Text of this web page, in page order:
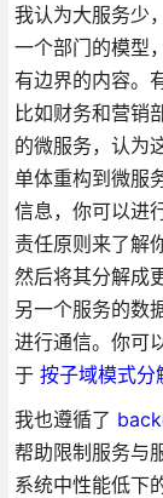
我认为大服务少
一个部门的模型
有边界的内容。
比如财务和营销
的微服务，认为
单体重构到微服
信息，你可以进
责任原则来了解
然后将其分解成
另一个服务的数
进行通信。你可
于 按子域模式分
我也遵循了
帮助限制服务与
系统中性能低下